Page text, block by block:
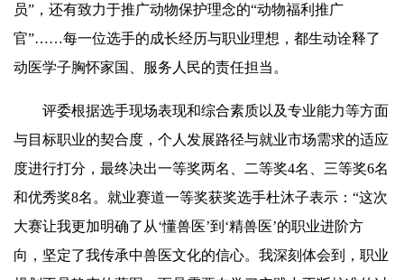
员”，还有致力于推广动物保护理念的“动物福利推广
官”……每一位选手的成长经历与职业理想，都生动诠释了
动医学子胸怀家国、服务人民的责任担当。
评委根据选手现场表现和综合素质以及专业能力等方面
与目标职业的契合度，个人发展路径与就业市场需求的适应
度进行打分，最终决出一等奖两名、二等奖4名、三等奖6名
和优秀奖8名。就业赛道一等奖获奖选手杜沐子表示：“这次
大赛让我更加明确了从‘懂兽医’到‘精兽医’的职业进阶方
向，坚定了我传承中兽医文化的信心。我深刻体会到，职业